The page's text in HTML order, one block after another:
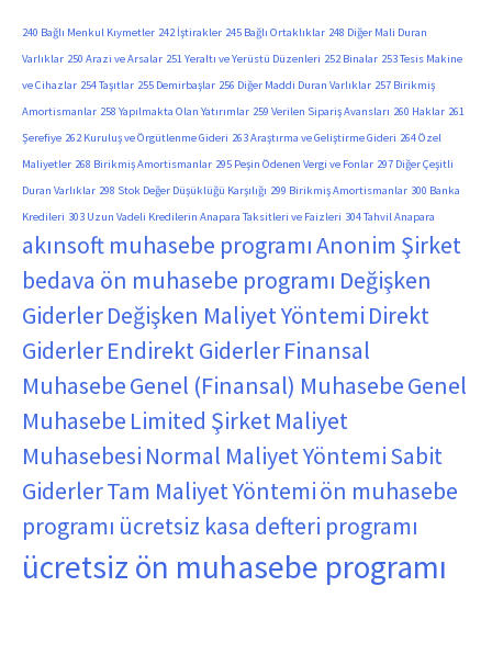
240 Bağlı Menkul Kıymetler 242 İştirakler 245 Bağlı Ortaklıklar 248 Diğer Mali Duran
Varlıklar 250 Arazi ve Arsalar 251 Yeraltı ve Yerüstü Düzenleri 252 Binalar 253 Tesis Makine
ve Cihazlar 254 Taşıtlar 255 Demirbaşlar 256 Diğer Maddi Duran Varlıklar 257 Birikmiş
Amortismanlar 258 Yapılmakta Olan Yatırımlar 259 Verilen Sipariş Avansları 260 Haklar 261
Şerefiye 262 Kuruluş ve Örgütlenme Gideri 263 Araştırma ve Geliştirme Gideri 264 Özel
Maliyetler 268 Birikmiş Amortismanlar 295 Peşin Ödenen Vergi ve Fonlar 297 Diğer Çeşitli
Duran Varlıklar 298 Stok Değer Düşüklüğü Karşılığı 299 Birikmiş Amortismanlar 300 Banka
Kredileri 303 Uzun Vadeli Kredilerin Anapara Taksitleri ve Faizleri 304 Tahvil Anapara
akınsoft muhasebe programıAnonim Şirket
bedava ön muhasebe programı Değişken
GiderlerDeğişken Maliyet Yöntemi Direkt
GiderlerEndirekt GiderlerFinansal
MuhasebeGenel (Finansal) MuhasebeGenel
Muhasebe Limited ŞirketMaliyet
Muhasebesi Normal Maliyet YöntemiSabit
GiderlerTam Maliyet Yöntemiön muhasebe
programı ücretsiz kasa defteri programı
ücretsiz ön muhasebe programı